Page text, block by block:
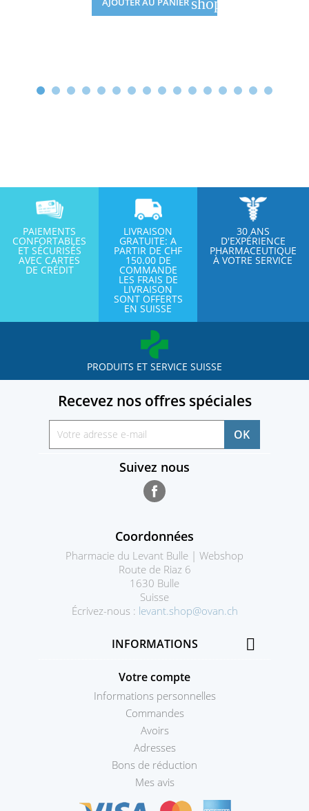
PAIEMENTS
CONFORTABLES
ET SÉCURISÉS
AVEC CARTES
DE CRÉDIT
LIVRAISON
GRATUITE: A
PARTIR DE CHF
150.00 DE
COMMANDE
LES FRAIS DE
LIVRAISON
SONT OFFERTS
EN SUISSE
30 ANS
D'EXPÉRIENCE
PHARMACEUTIQUE
À VOTRE SERVICE
PRODUITS ET SERVICE SUISSE
Recevez nos offres spéciales
Suivez nous
Coordonnées
Pharmacie du Levant Bulle | Webshop
Route de Riaz 6
1630 Bulle
Suisse
Écrivez-nous : levant.shop@ovan.ch
INFORMATIONS 
Votre compte
Informations personnelles
Commandes
Avoirs
Adresses
Bons de réduction
Mes avis